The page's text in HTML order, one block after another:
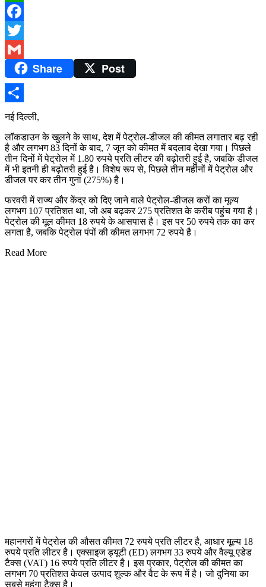
WhatsApp
Facebook
Twitter
Gmail Share Post
Share
नई दिल्ली,
लॉकडाउन के खुलने के साथ, देश में पेट्रोल-डीजल की कीमत लगातार बढ़ रही
है और लगभग 83 दिनों के बाद, 7 जून को कीमत में बदलाव देखा गया। पिछले
तीन दिनों में पेट्रोल में 1.80 रुपये प्रति लीटर की बढ़ोतरी हुई है, जबकि डीजल
में भी इतनी ही बढ़ोतरी हुई है। विशेष रूप से, पिछले तीन महीनों में पेट्रोल और
डीजल पर कर तीन गुना (275%) है।
फरवरी में राज्य और केंद्र को दिए जाने वाले पेट्रोल-डीजल करों का मूल्य
लगभग 107 प्रतिशत था, जो अब बढ़कर 275 प्रतिशत के करीब पहुंच गया है।
पेट्रोल की मूल कीमत 18 रुपये के आसपास है। इस पर 50 रुपये तक का कर
लगता है, जबकि पेट्रोल पंपों की कीमत लगभग 72 रुपये है।
Read More
महानगरों में पेट्रोल की औसत कीमत 72 रुपये प्रति लीटर है, आधार मूल्य 18
रुपये प्रति लीटर है। एक्साइज ड्यूटी (ED) लगभग 33 रुपये और वैल्यू एडेड
टैक्स (VAT) 16 रुपये प्रति लीटर है। इस प्रकार, पेट्रोल की कीमत का
लगभग 70 प्रतिशत केवल उत्पाद शुल्क और वैट के रूप में है। जो दुनिया का
सबसे महंगा टैक्स है।